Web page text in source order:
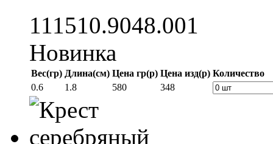
111510.9048.001
Новинка
Вес(гр) Длина(см) Цена гр(р) Цена изд(р) Количество
0.6
1.8 580 348